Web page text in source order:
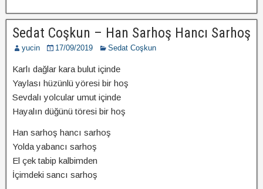
Sedat Coşkun – Han Sarhoş Hancı Sarhoş
yucin 17/09/2019 Sedat Coşkun
Karlı dağlar kara bulut içinde
Yaylası hüzünlü yöresi bir hoş
Sevdalı yolcular umut içinde
Hayalın düğünü töresi bir hoş
Han sarhoş hancı sarhoş
Yolda yabancı sarhoş
El çek tabip kalbimden
İçimdeki sancı sarhoş